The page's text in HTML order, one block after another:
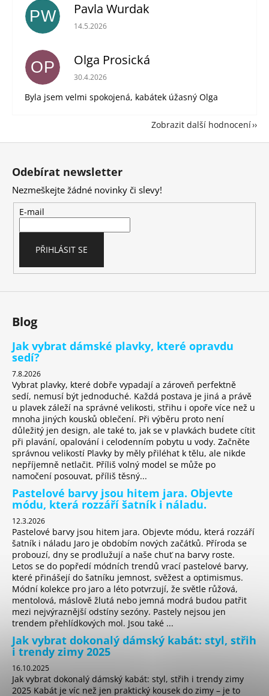
PW Pavla Wurdak
Hodnocení obchodu je 5 z 5 hvězdiček.
14.5.2026
OP Olga Prosická
Hodnocení obchodu je 5 z 5 hvězdiček.
30.4.2026
Byla jsem velmi spokojená, kabátek úžasný Olga
Zobrazit další hodnocení
Z
Odebírat newsletter
Nezmeškejte žádné novinky či slevy!
E-mail
PŘIHLÁSIT SE
Blog
Jak vybrat dámské plavky, které opravdu
sedí?
7.8.2026
Vybrat plavky, které dobře vypadají a zároveň perfektně
sedí, nemusí být jednoduché. Každá postava je jiná a právě
u plavek záleží na správné velikosti, střihu i opoře více než u
mnoha jiných kousků oblečení. Při výběru proto není
důležitý jen design, ale také to, jak se v plavkách budete cítit
při plavání, opalování i celodenním pobytu u vody. Začněte
správnou velikostí Plavky by měly přiléhat k tělu, ale nikde
nepříjemně netlačit. Příliš volný model se může po
namočení posouvat, příliš těsný...
Pastelové barvy jsou hitem jara. Objevte
módu, která rozzáří šatník i náladu.
12.3.2026
Pastelové barvy jsou hitem jara. Objevte módu, která rozzáří
šatník i náladu Jaro je obdobím nových začátků. Příroda se
probouzí, dny se prodlužují a naše chuť na barvy roste.
Letos se do popředí módních trendů vrací pastelové barvy,
které přinášejí do šatníku jemnost, svěžest a optimismus.
Módní kolekce pro jaro a léto potvrzují, že světle růžová,
mentolová, máslově žlutá nebo jemná modrá budou patřit
mezi nejvýraznější odstíny sezóny. Pastely nejsou jen
trendem přehlídkových mol. Jsou také ...
Jak vybrat dokonalý dámský kabát: styl, střih
i trendy zimy 2025
16.10.2025
Jak vybrat dokonalý dámský kabát: styl, střih i trendy zimy
2025 Kabát je víc než jen praktický kousek do zimy – je to